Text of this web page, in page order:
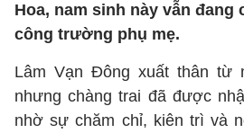
Hoa, nam sinh này vẫn đang
công trường phụ mẹ.
Lâm Vạn Đông xuất thân từ
nhưng chàng trai đã được
nhờ sự chăm chỉ, kiên trì và